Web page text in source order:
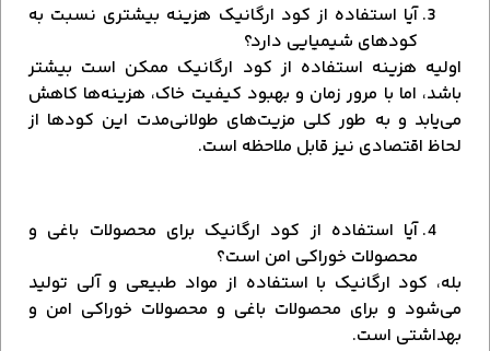
آیا استفاده از کود ارگانیک هزینه بیشتری نسبت به
کودهای شیمیایی دارد؟
اولیه هزینه استفاده از کود ارگانیک ممکن است بیشتر
باشد، اما با مرور زمان و بهبود کیفیت خاک، هزینه‌ها کاهش
می‌یابد و به طور کلی مزیت‌های طولانی‌مدت این کودها از
لحاظ اقتصادی نیز قابل ملاحظه است.
آیا استفاده از کود ارگانیک برای محصولات باغی و
محصولات خوراکی امن است؟
بله، کود ارگانیک با استفاده از مواد طبیعی و آلی تولید
می‌شود و برای محصولات باغی و محصولات خوراکی امن و
بهداشتی است.